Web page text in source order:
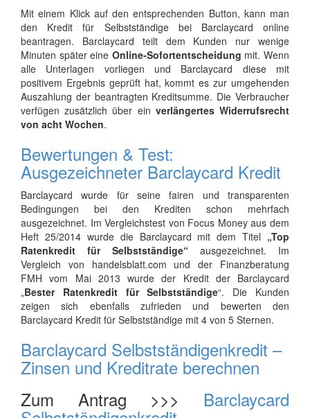
Mit einem Klick auf den entsprechenden Button, kann man
den Kredit für Selbstständige bei Barclaycard online
beantragen. Barclaycard teilt dem Kunden nur wenige
Minuten später eine Online-Sofortentscheidung mit. Wenn
alle Unterlagen vorliegen und Barclaycard diese mit
positivem Ergebnis geprüft hat, kommt es zur umgehenden
Auszahlung der beantragten Kreditsumme. Die Verbraucher
verfügen zusätzlich über ein verlängertes Widerrufsrecht
von acht Wochen.
Bewertungen & Test:
Ausgezeichneter Barclaycard Kredit
Barclaycard wurde für seine fairen und transparenten
Bedingungen bei den Krediten schon mehrfach
ausgezeichnet. Im Vergleichstest von Focus Money aus dem
Heft 25/2014 wurde die Barclaycard mit dem Titel „Top
Ratenkredit für Selbstständige“ ausgezeichnet. Im
Vergleich von handelsblatt.com und der Finanzberatung
FMH vom Mai 2013 wurde der Kredit der Barclaycard
„Bester Ratenkredit für Selbstständige“. Die Kunden
zeigen sich ebenfalls zufrieden und bewerten den
Barclaycard Kredit für Selbstständige mit 4 von 5 Sternen.
Barclaycard Selbstständigenkredit –
Zinsen und Kreditrate berechnen
Zum Antrag >>> Barclaycard